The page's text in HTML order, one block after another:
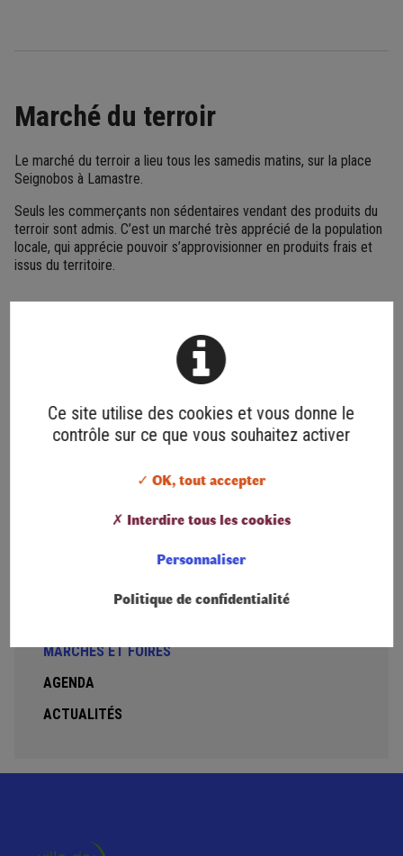
MARCHÉS ET FOIRES
AGENDA
ACTUALITÉS
Marché du terroir
Le marché du terroir a lieu tous les samedis matins, sur la place
Seignobos à Lamastre.
Seuls les commerçants non sédentaires vendant des produits du
terroir sont admis. C’est un marché très apprécié de la population
locale, qui apprécie pouvoir s’approvisionner en produits frais et
issus du territoire.
Les foires se déroulent toute la journée, sur les différentes places
Foire de Printemps : le premier samedi de mai
Foire d’Automne :le dernier samedi de septembre
Ce site utilise des cookies et vous donne le
contrôle sur ce que vous souhaitez activer
✓ OK, tout accepter
✗ Interdire tous les cookies
Personnaliser
Politique de confidentialité